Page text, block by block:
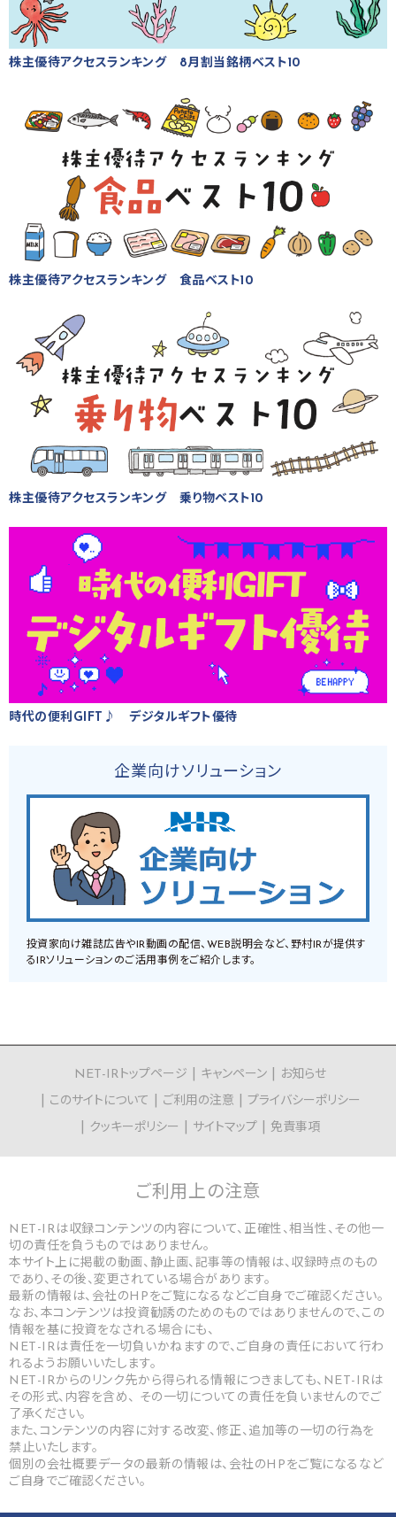
株主優待アクセスランキング 8月割当銘柄ベスト10
株主優待アクセスランキング 食品ベスト10
株主優待アクセスランキング 乗り物ベスト10
時代の便利GIFT♪ デジタルギフト優待
企業向けソリューション
投資家向け雑誌広告やIR動画の配信、WEB説明会など、野村IRが提供す
るIRソリューションのご活用事例をご紹介します。
NET-IRトップページ キャンペーン
お知らせ
このサイトについて
ご利用の注意
プライバシーポリシー
クッキーポリシー
サイトマップ 免責事項
ご利用上の注意
NET-IRは収録コンテンツの内容について、正確性、相当性、その他一
切の責任を負うものではありません。
本サイト上に掲載の動画、静止画、記事等の情報は、収録時点のもの
であり、その後、変更されている場合があります。
最新の情報は、会社のHPをご覧になるなどご自身でご確認ください。
なお、本コンテンツは投資勧誘のためのものではありませんので、この
情報を基に投資をなされる場合にも、
NET-IRは責任を一切負いかねますので、ご自身の責任において行わ
れるようお願いいたします。
NET-IRからのリンク先から得られる情報につきましても、NET-IRは
その形式、内容を含め、 その一切についての責任を負いませんのでご
了承ください。
また、コンテンツの内容に対する改変、修正、追加等の一切の行為を
禁止いたします。
個別の会社概要データの最新の情報は、会社のHPをご覧になるなど
ご自身でご確認ください。